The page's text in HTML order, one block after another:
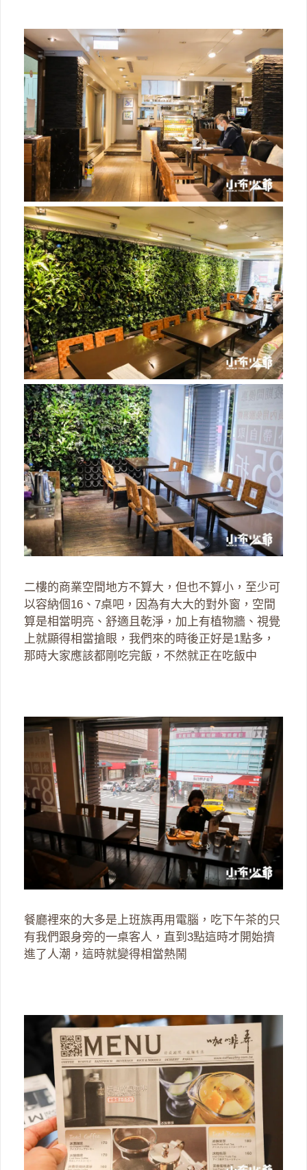
二樓的商業空間地方不算大，但也不算小，至少可
以容納個16、7桌吧，因為有大大的對外窗，空間
算是相當明亮、舒適且乾淨，加上有植物牆、視覺
上就顯得相當搶眼，我們來的時後正好是1點多，
那時大家應該都剛吃完飯，不然就正在吃飯中
餐廳裡來的大多是上班族再用電腦，吃下午茶的只
有我們跟身旁的一桌客人，直到3點這時才開始擠
進了人潮，這時就變得相當熱鬧